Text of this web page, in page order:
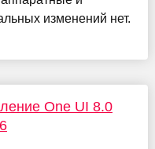
изменений нет.
One UI 8.0